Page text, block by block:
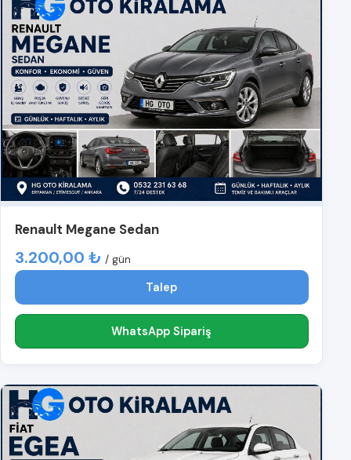
Renault Megane Sedan
3.200,00 ₺ / gün
Talep
WhatsApp Sipariş